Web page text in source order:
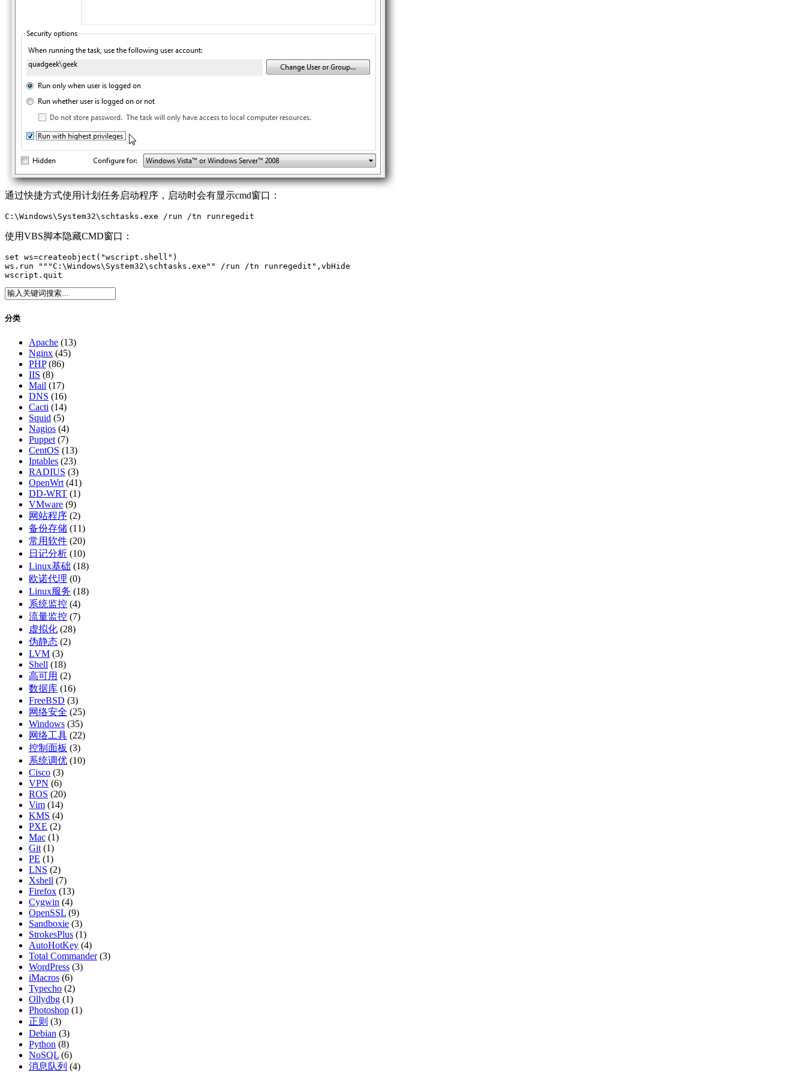
通过快捷方式使用计划任务启动程序，启动时会有显示cmd窗口：
C:\Windows\System32\schtasks.exe /run /tn runregedit
使用VBS脚本隐藏CMD窗口：
set ws=createobject("wscript.shell")
ws.run """C:\Windows\System32\schtasks.exe"" /run /tn runregedit",vbHide
wscript.quit
分类
Apache (13)
Nginx (45)
PHP(86)
IIS (8)
Mail (17)
DNS (16)
Cacti (14)
Squid (5)
Nagios (4)
Puppet (7)
CentOS (13)
Iptables (23)
RADIUS (3)
OpenWrt (41)
DD-WRT (1)
VMware (9)
网站程序 (2)
备份存储 (11)
常用软件 (20)
日记分析 (10)
Linux基础 (18)
欧诺代理 (0)
Linux服务 (18)
系统监控 (4)
流量监控 (7)
虚拟化 (28)
伪静态 (2)
LVM (3)
Shell (18)
高可用 (2)
数据库 (16)
FreeBSD (3)
网络安全 (25)
Windows (35)
网络工具 (22)
控制面板 (3)
系统调优 (10)
Cisco (3)
VPN (6)
ROS (20)
Vim (14)
KMS (4)
PXE (2)
Mac (1)
Git (1)
PE (1)
LNS (2)
Xshell (7)
Firefox (13)
Cygwin (4)
OpenSSL (9)
Sandboxie (3)
StrokesPlus (1)
AutoHotKey (4)
Total Commander(3)
WordPress (3)
iMacros (6)
Typecho (2)
Ollydbg (1)
Photoshop (1)
正则 (3)
Debian (3)
Python (8)
NoSQL (6)
消息队列 (4)